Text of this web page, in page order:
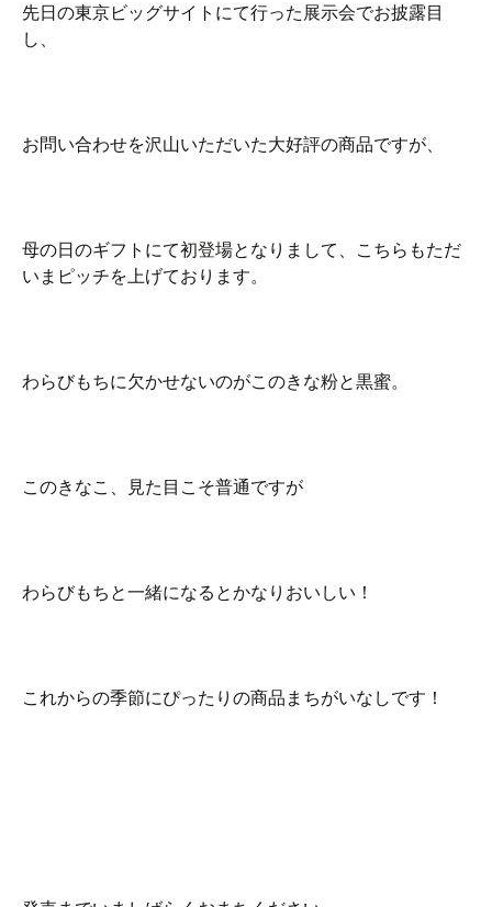
先日の東京ビッグサイトにて行った展示会でお披露目
し、
お問い合わせを沢山いただいた大好評の商品ですが、
母の日のギフトにて初登場となりまして、こちらもただ
いまピッチを上げております。
わらびもちに欠かせないのがこのきな粉と黒蜜。
このきなこ、見た目こそ普通ですが
わらびもちと一緒になるとかなりおいしい！
これからの季節にぴったりの商品まちがいなしです！